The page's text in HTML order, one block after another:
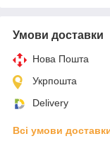
Умови доставки
Нова Пошта
Укрпошта
Delivery
Всі умови